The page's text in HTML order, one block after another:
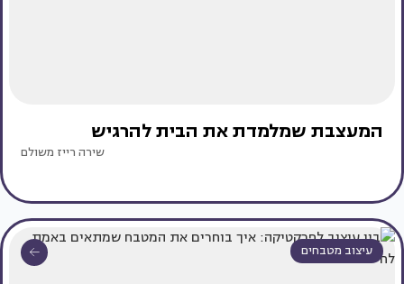
המעצבת שמלמדת את הבית להרגיש
שירה רייז משולם
עיצוב מטבחים